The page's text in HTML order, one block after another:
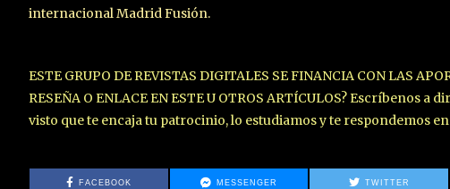
internacional Madrid Fusión.
ESTE GRUPO DE REVISTAS DIGITALES SE FINANCIA CON LAS
RESEÑA O ENLACE EN ESTE U OTROS ARTÍCULOS? Escríbenos
visto que te encaja tu patrocinio, lo estudiamos y te respondemos
FACEBOOK MESSENGER TWITTER